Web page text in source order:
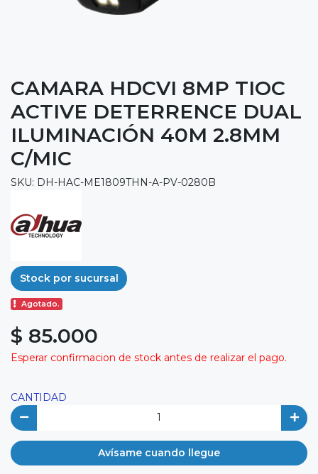
CAMARA HDCVI 8MP TIOC
ACTIVE DETERRENCE DUAL
ILUMINACIÓN 40M 2.8MM
C/MIC
SKU: DH-HAC-ME1809THN-A-PV-0280B
Stock por sucursal
Agotado.
$ 85.000
Esperar confirmacion de stock antes de realizar el pago.
CANTIDAD
Avísame cuando llegue